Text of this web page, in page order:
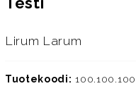
Lirum Larum
Tuotekoodi: 100.100.100